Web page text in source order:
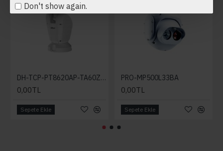
Don't show again.
DH-TCP-PT8620AP-TA60Z30
0,00TL
Sepete Ekle
PRO-MP500L33BA
0,00TL
Sepete Ekle